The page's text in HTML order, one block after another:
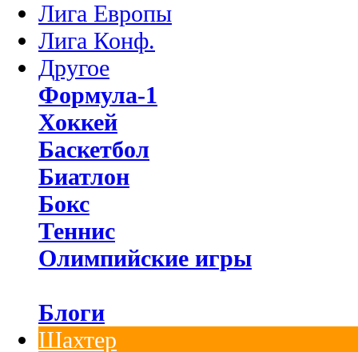
Лига Европы
Лига Конф.
Другое
Формула-1
Хоккей
Баскетбол
Биатлон
Бокс
Теннис
Олимпийские игры
Блоги
Шахтер